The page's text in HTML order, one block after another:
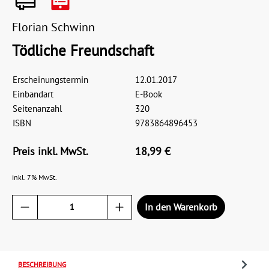
Florian Schwinn
Tödliche Freundschaft
Erscheinungstermin
12.01.2017
Einbandart
E-Book
Seitenanzahl
320
ISBN
9783864896453
Preis inkl. MwSt. 18,99 €
inkl. 7% MwSt.
In den Warenkorb
BESCHREIBUNG